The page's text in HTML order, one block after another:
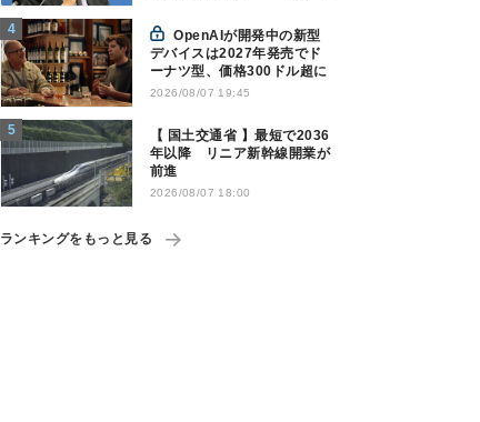
OpenAIが開発中の新型
デバイスは2027年発売でド
ーナツ型、価格300ドル超に
2026/08/07 19:45
【 国土交通省 】最短で2036
年以降 リニア新幹線開業が
前進
2026/08/07 18:00
ランキングをもっと見る